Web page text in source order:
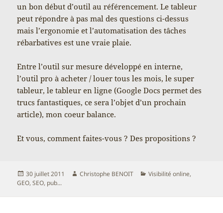
un bon début d’outil au référencement. Le tableur
peut répondre à pas mal des questions ci-dessus
mais l’ergonomie et l’automatisation des tâches
rébarbatives est une vraie plaie.
Entre l’outil sur mesure développé en interne,
l’outil pro à acheter / louer tous les mois, le super
tableur, le tableur en ligne (Google Docs permet des
trucs fantastiques, ce sera l’objet d’un prochain
article), mon coeur balance.
Et vous, comment faites-vous ? Des propositions ?
Publié
le
30 juillet 2011 Auteur
Christophe BENOIT Catégories
Visibilité online,
GEO, SEO, pub...